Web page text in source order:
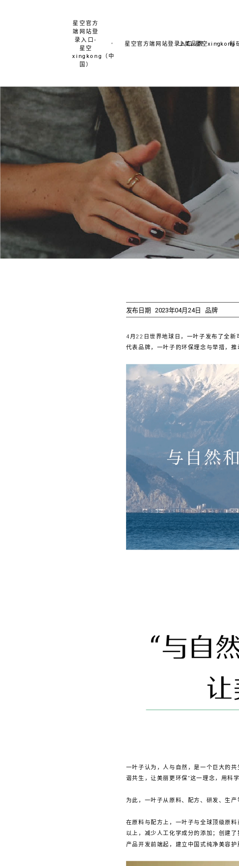
星空官方
端网站登
录入口-
星空
xingkong（中
国）
星空官方端网站登录入口-星空xingkong
上美品牌 科
发布日期 2023年04月24日 品牌
4月22日世界地球日，一叶子发布了全
代表品牌，一叶子的环保理念与举措，
一叶子认为，人与自然，是一个巨大的
谐共生，让美丽更环保”这一理念，用科
为此，一叶子从原料、配方、研发、生
在原料与配方上，一叶子与全球顶级原
以上，减少人工化学成分的添加；创建
产品开发前端起，建立中国式纯净美容